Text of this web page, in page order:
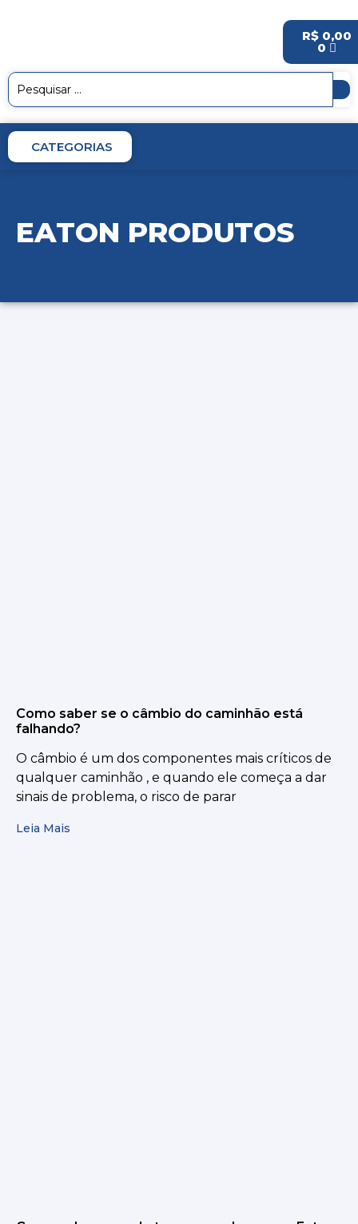
R$0,00
0
CATEGORIAS
EATON PRODUTOS
Como saber se o câmbio do caminhão está
falhando?
O câmbio é um dos componentes mais críticos de
qualquer caminhão , e quando ele começa a dar
sinais de problema, o risco de parar
Leia Mais